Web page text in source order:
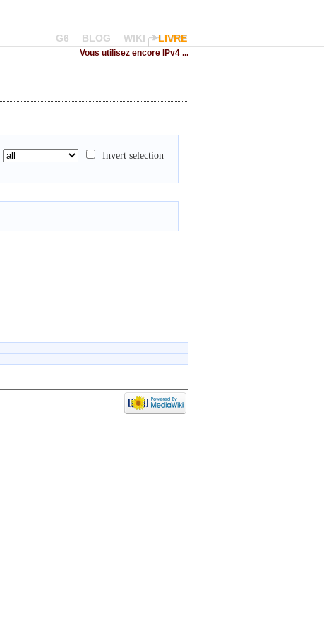
G6 BLOG WIKI LIVRE
Vous utilisez encore IPv4 ...
Invert selection